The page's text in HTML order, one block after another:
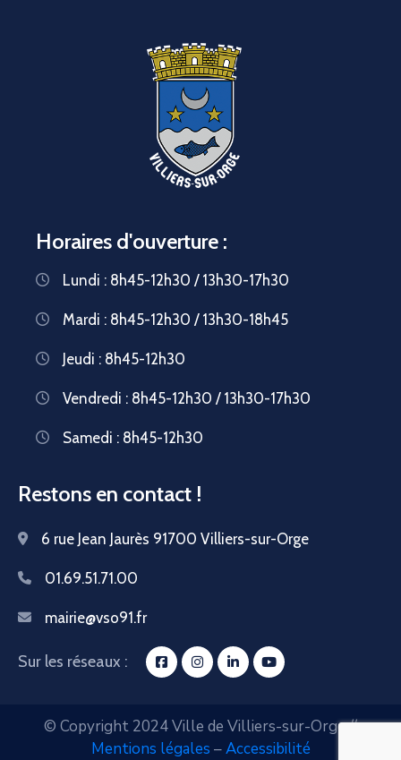
Horaires d'ouverture :
Lundi : 8h45-12h30 / 13h30-17h30
Mardi : 8h45-12h30 / 13h30-18h45
Jeudi : 8h45-12h30
Vendredi : 8h45-12h30 / 13h30-17h30
Samedi : 8h45-12h30
Restons en contact !
6 rue Jean Jaurès 91700 Villiers-sur-Orge
01.69.51.71.00
mairie@vso91.fr
Sur les réseaux :
© Copyright 2024 Ville de Villiers-sur-Orge //
Mentions légales –Accessibilité